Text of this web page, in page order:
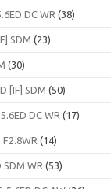
DC WR (38)
SDM (23)
(30)
[IF] SDM (50)
DC WR (17)
F2.8WR (14)
SDM WR (53)